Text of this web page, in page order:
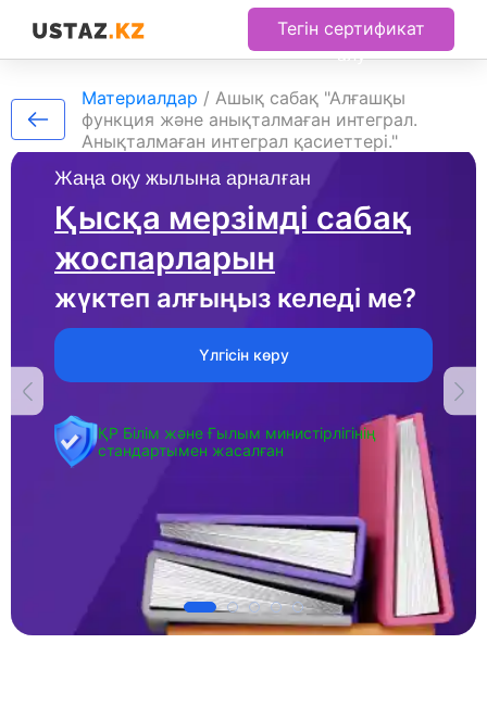
Тегін сертификат
алу
Жаңа оқу жылына арналған
Қысқа мерзімді сабақ
жоспарларын
жүктеп алғыңыз келеді ме?
Үлгісін көру
ҚР Білім және Ғылым министірлігінің
стандартымен жасалған
Материалдар / Ашық сабақ "Алғашқы
функция және анықталмаған интеграл.
Анықталмаған интеграл қасиеттері."